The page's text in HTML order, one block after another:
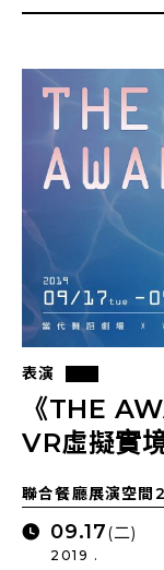
表演
《THE
VR虛擬實
聯合餐廳展演空間
09.17(二)
2019 .